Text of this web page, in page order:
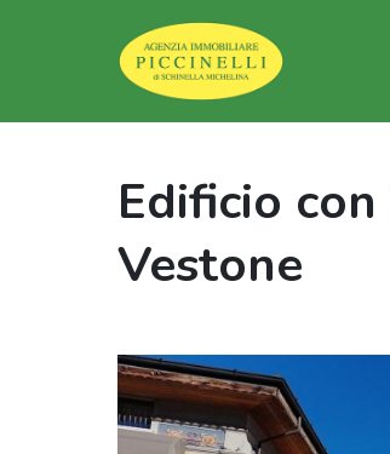
Edificio
Vestone